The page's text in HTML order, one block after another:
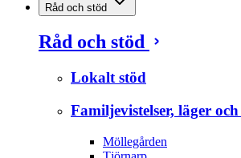
Råd och stöd
Råd och stöd
Lokalt stöd
Familjevistelser, läger
Möllegården